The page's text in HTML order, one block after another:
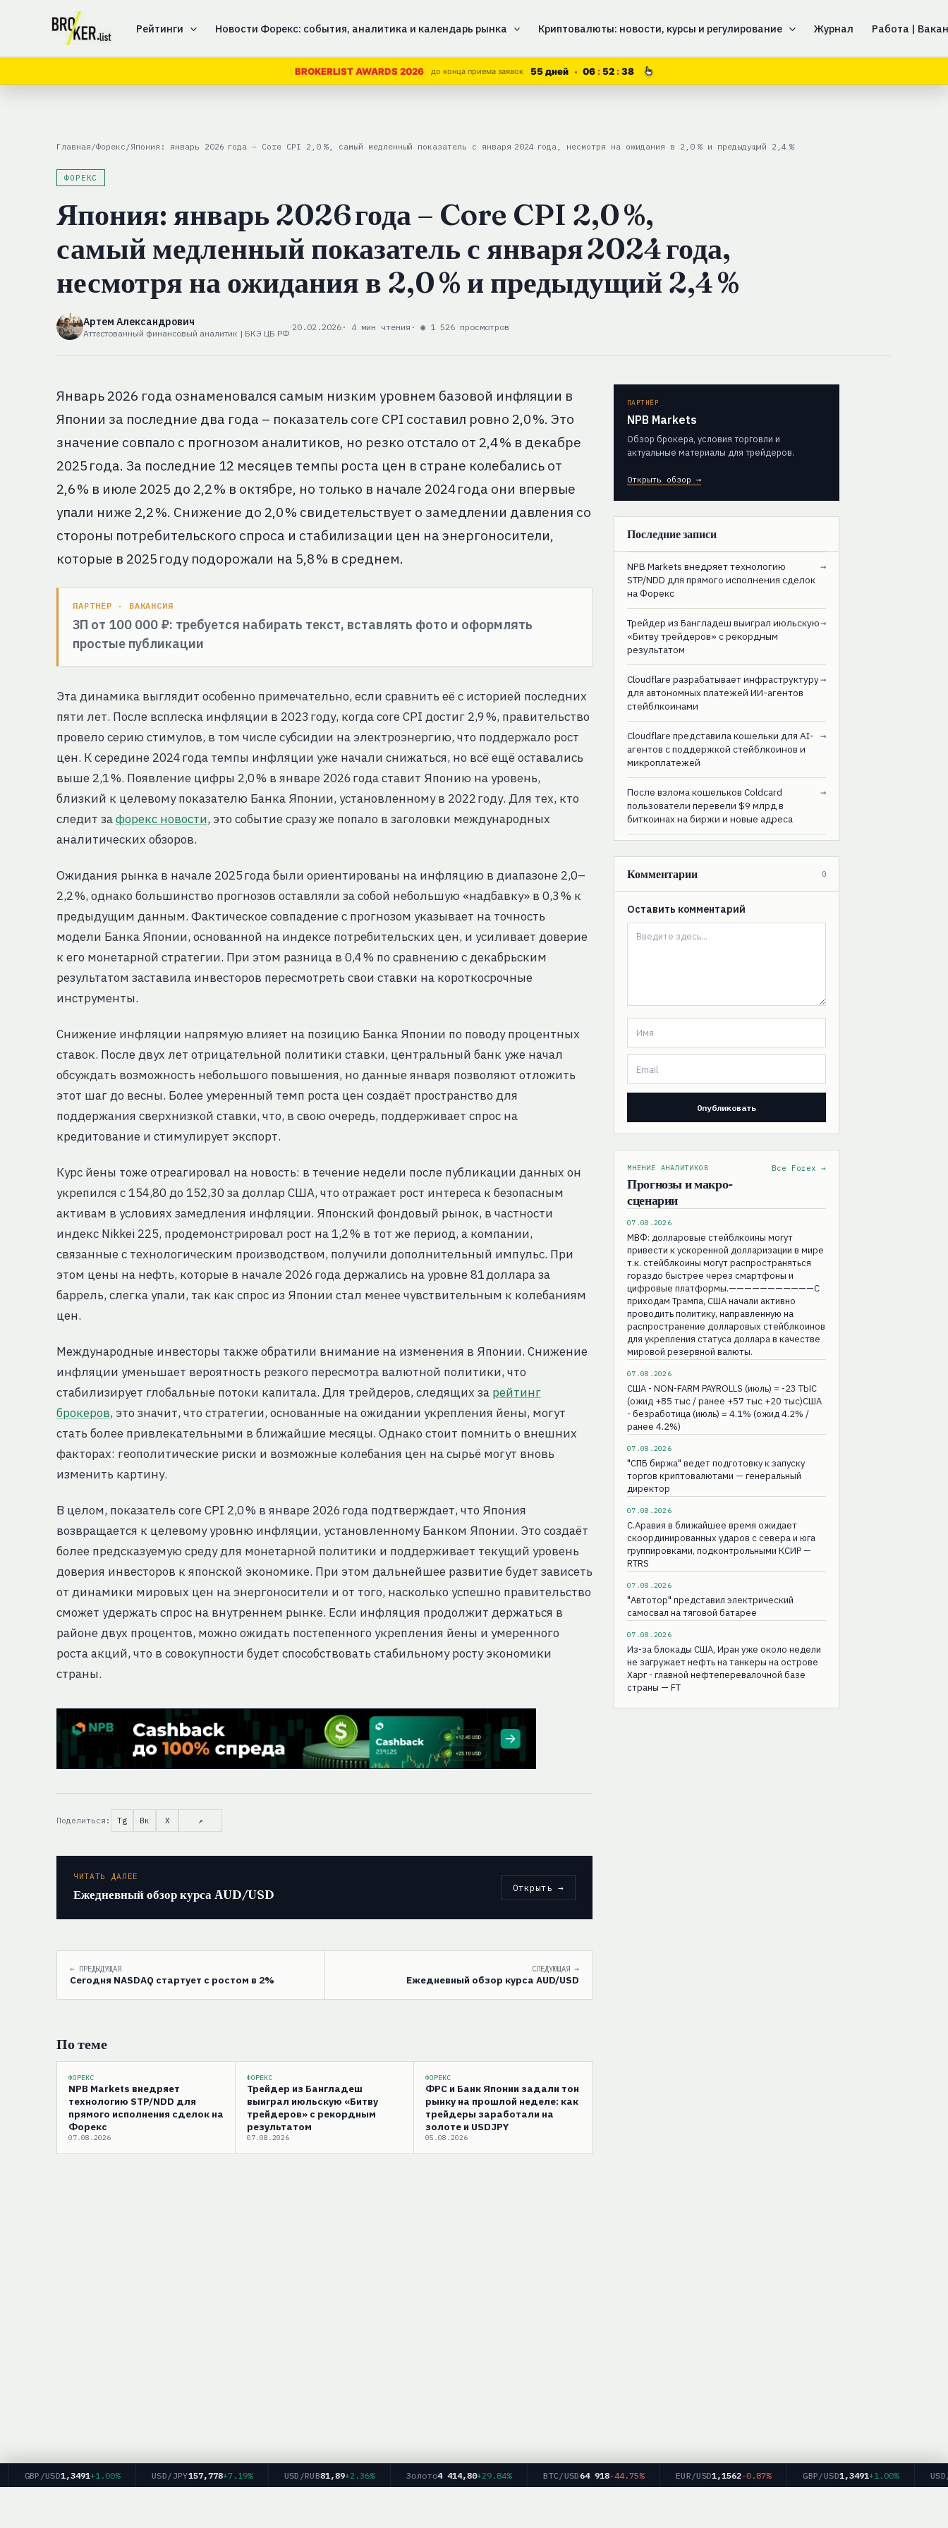
содержимому
Рейтинги Новости Форекс: события, аналитика и календарь рынка Криптовалюты: новости, курсы и регулирование Журнал Работа |
BROKERLIST AWARDS 2026 до конца приема заявок 55 дней 06 52 37
Главная /Форекс /Япония: январь 2026 года – Core CPI 2,0 %, самый медленный показатель с января 2024 года, несмотря на ожидания в 2,0 % и предыдущий 2,4 %
ФОРЕКС
Япония: январь 2026 года – Core CPI 2,0 %,
самый медленный показатель с января 2024 года,
несмотря на ожидания в 2,0 % и предыдущий 2,4 %
Артем Александрович
Аттестованный финансовый аналитик | БКЭ ЦБ РФ
20.02.2026 · 4 мин чтения · ◉ 1 526 просмотров
Январь 2026 года ознаменовался самым низким уровнем базовой инфляции в
Японии за последние два года – показатель core CPI составил ровно 2,0 %. Это
значение совпало с прогнозом аналитиков, но резко отстало от 2,4 % в декабре
2025 года. За последние 12 месяцев темпы роста цен в стране колебались от
2,6 % в июле 2025 до 2,2 % в октябре, но только в начале 2024 года они впервые
упали ниже 2,2 %. Снижение до 2,0 % свидетельствует о замедлении давления со
стороны потребительского спроса и стабилизации цен на энергоносители,
которые в 2025 году подорожали на 5,8 % в среднем.
ПАРТНЁР · ВАКАНСИЯ
ЗП от 100 000 ₽: требуется набирать текст, вставлять фото и оформлять
простые публикации
Эта динамика выглядит особенно примечательно, если сравнить её с историей последних
пяти лет. После всплеска инфляции в 2023 году, когда core CPI достиг 2,9 %, правительство
провело серию стимулов, в том числе субсидии на электроэнергию, что поддержало рост
цен. К середине 2024 года темпы инфляции уже начали снижаться, но всё ещё оставались
выше 2,1 %. Появление цифры 2,0 % в январе 2026 года ставит Японию на уровень,
близкий к целевому показателю Банка Японии, установленному в 2022 году. Для тех, кто
следит зафорекс новости, это событие сразу же попало в заголовки международных
аналитических обзоров.
Ожидания рынка в начале 2025 года были ориентированы на инфляцию в диапазоне 2,0–
2,2 %, однако большинство прогнозов оставляли за собой небольшую «надбавку» в 0,3 % к
предыдущим данным. Фактическое совпадение с прогнозом указывает на точность
модели Банка Японии, основанной на индексе потребительских цен, и усиливает доверие
к его монетарной стратегии. При этом разница в 0,4 % по сравнению с декабрьским
результатом заставила инвесторов пересмотреть свои ставки на короткосрочные
инструменты.
Снижение инфляции напрямую влияет на позицию Банка Японии по поводу процентных
ставок. После двух лет отрицательной политики ставки, центральный банк уже начал
обсуждать возможность небольшого повышения, но данные января позволяют отложить
этот шаг до весны. Более умеренный темп роста цен создаёт пространство для
поддержания сверхнизкой ставки, что, в свою очередь, поддерживает спрос на
кредитование и стимулирует экспорт.
Курс йены тоже отреагировал на новость: в течение недели после публикации данных он
укрепился с 154,80 до 152,30 за доллар США, что отражает рост интереса к безопасным
активам в условиях замедления инфляции. Японский фондовый рынок, в частности
индекс Nikkei 225, продемонстрировал рост на 1,2 % в тот же период, а компании,
связанные с технологическим производством, получили дополнительный импульс. При
этом цены на нефть, которые в начале 2026 года держались на уровне 81 доллара за
баррель, слегка упали, так как спрос из Японии стал менее чувствительным к колебаниям
цен.
Международные инвесторы также обратили внимание на изменения в Японии. Снижение
инфляции уменьшает вероятность резкого пересмотра валютной политики, что
стабилизирует глобальные потоки капитала. Для трейдеров, следящих за рейтинг
брокеров, это значит, что стратегии, основанные на ожидании укрепления йены, могут
стать более привлекательными в ближайшие месяцы. Однако стоит помнить о внешних
факторах: геополитические риски и возможные колебания цен на сырьё могут вновь
изменить картину.
В целом, показатель core CPI 2,0 % в январе 2026 года подтверждает, что Япония
возвращается к целевому уровню инфляции, установленному Банком Японии. Это создаёт
более предсказуемую среду для монетарной политики и поддерживает текущий уровень
доверия инвесторов к японской экономике. При этом дальнейшее развитие будет зависеть
от динамики мировых цен на энергоносители и от того, насколько успешно правительство
сможет удержать спрос на внутреннем рынке. Если инфляция продолжит держаться в
районе двух процентов, можно ожидать постепенного укрепления йены и умеренного
роста акций, что в совокупности будет способствовать стабильному росту экономики
страны.
Поделиться: Tg Вк X ↗
ЧИТАТЬ ДАЛЕЕ
Ежедневный обзор курса AUD/USD Открыть →
← ПРЕДЫДУЩАЯ
Сегодня NASDAQ стартует с ростом в 2%
СЛЕДУЮЩАЯ →
Ежедневный обзор курса AUD/USD
По теме
ФОРЕКС
NPB Markets внедряет
технологию STP/NDD для
прямого исполнения сделок на
Форекс
07.08.2026
ФОРЕКС
Трейдер из Бангладеш
выиграл июльскую «Битву
трейдеров» с рекордным
результатом
07.08.2026
ФОРЕКС
ФРС и Банк Японии задали тон
рынку на прошлой неделе: как
трейдеры заработали на
золоте и USDJPY
05.08.2026
ПАРТНЁР
NPB Markets
Обзор брокера, условия торговли и
актуальные материалы для трейдеров.
Открыть обзор →
Последние записи
NPB Markets внедряет технологию
STP/NDD для прямого исполнения сделок
на Форекс
→
Трейдер из Бангладеш выиграл июльскую
«Битву трейдеров» с рекордным
результатом
→
Cloudflare разрабатывает инфраструктуру
для автономных платежей ИИ-агентов
стейблкоинами
→
Cloudflare представила кошельки для AI-
агентов с поддержкой стейблкоинов и
микроплатежей
→
После взлома кошельков Coldcard
пользователи перевели $9 млрд в
биткоинах на биржи и новые адреса
→
Комментарии 0
Оставить комментарий
МНЕНИЕ АНАЛИТИКОВ
Прогнозы и макро-
сценарии
Все Forex →
07.08.2026
МВФ: долларовые стейблкоины могут
привести к ускоренной долларизации в мире
т.к. стейблкоины могут распространяться
гораздо быстрее через смартфоны и
цифровые платформы.———————————С
приходам Трампа, США начали активно
проводить политику, направленную на
распространение долларовых стейблкоинов
для укрепления статуса доллара в качестве
мировой резервной валюты.
07.08.2026
США - NON-FARM PAYROLLS (июль) = -23 ТЫС
(ожид +85 тыс / ранее +57 тыс +20 тыс)США
- безработица (июль) = 4.1% (ожид 4.2% /
ранее 4.2%)
07.08.2026
"СПБ биржа" ведет подготовку к запуску
торгов криптовалютами — генеральный
директор
07.08.2026
С.Аравия в ближайшее время ожидает
скоординированных ударов с севера и юга
группировками, подконтрольными КСИР —
RTRS
07.08.2026
"Автотор" представил электрический
самосвал на тяговой батарее
07.08.2026
Из-за блокады США, Иран уже около недели
не загружает нефть на танкеры на острове
Харг - главной нефтеперевалочной базе
страны — FT
GBP/USD1,3491+1.00% USD/JPY157,778+7.19% USD/RUB81,89+2.36% Золото4 414,80+29.84% BTC/USD64 918-44.75% EUR/USD1,1562-0.87% GBP/USD1,3491+1.00% USD/